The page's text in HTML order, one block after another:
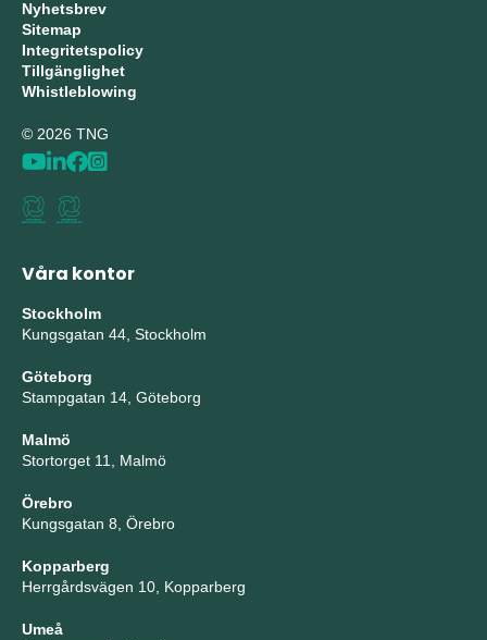
Nyhetsbrev
Sitemap
Integritetspolicy
Tillgänglighet
Whistleblowing
© 2026 TNG
Våra kontor
Stockholm
Kungsgatan 44, Stockholm
Göteborg
Stampgatan 14, Göteborg
Malmö
Stortorget 11, Malmö
Örebro
Kungsgatan 8, Örebro
Kopparberg
Herrgårdsvägen 10, Kopparberg
Umeå